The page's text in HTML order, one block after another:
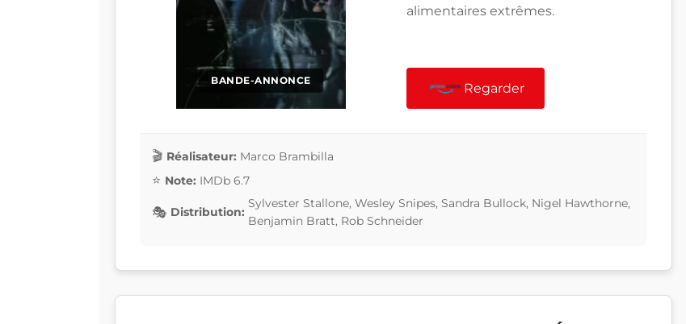
BANDE-ANNONCE
alimentaires extrêmes.
Regarder
Réalisateur: Marco Brambilla
Note: IMDb 6.7
Distribution:
Sylvester Stallone, Wesley Snipes, Sandra Bullock, Nigel Hawthorne,
Benjamin Bratt, Rob Schneider